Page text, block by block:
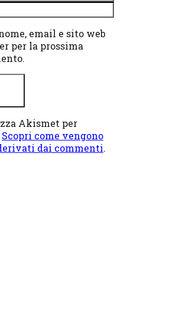
email e sito web
per la prossima
Akismet per
Scopri come vengono
dai commenti.